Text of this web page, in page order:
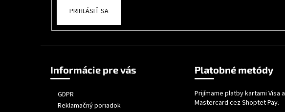
PRIHLÁSIŤ SA
Informácie pre vás
GDPR
Reklamačný poriadok
Platobné metódy
Prijímame platby kartami Visa a
Mastercard cez Shoptet Pay.